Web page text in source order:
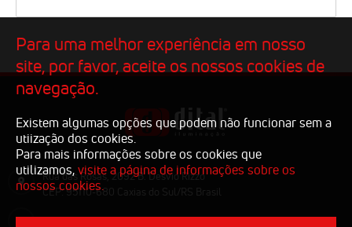
Rua das Rosas, 2092 B. Desvio Rizzo
CEP: 95110-680 Caxias do Sul/RS Brasil
comercial@dital.com.br
Para uma melhor experiência em nosso
site, por favor, aceite os nossos cookies de
navegação.
Existem algumas opções que podem não funcionar sem a
utiização dos cookies.
Para mais informações sobre os cookies que
utilizamos, visite a página de informações sobre os
nossos cookies.